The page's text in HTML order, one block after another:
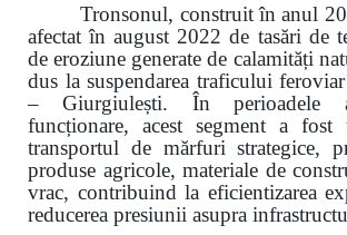
Tronsonul, construit în anul
afectat în august 2022 de tasări de
de eroziune generate de calamități
dus la suspendarea traficului
– Giurgiulești. În perioadele
funcționare, acest segment a fost
transportul de mărfuri strategice,
produse agricole, materiale de
vrac, contribuind la eficientizarea
reducerea presiunii asupra